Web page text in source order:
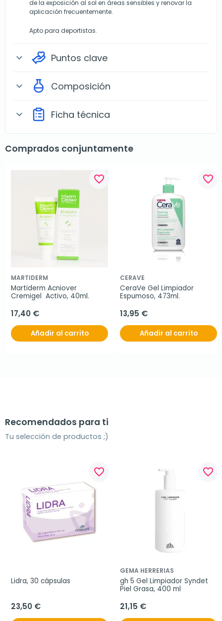
de la exposición al sol en áreas sensibles y renovar la
aplicación frecuentemente.
Apto para deportistas.
expand_more Puntos clave
expand_more Composición
expand_more Ficha técnica
Comprados conjuntamente
favorite_border
MARTIDERM
Martiderm Acniover
Cremigel  Activo, 40ml.
17,40 €
Añadir al carrito
favorite_border
CERAVE
CeraVe Gel Limpiador
Espumoso, 473ml.
13,95 €
Añadir al carrito
Recomendados para ti
Tu selección de productos ;)
favorite_border
Lidra, 30 cápsulas
23,50 €
favorite_border
GEMA HERRERIAS
gh 5 Gel Limpiador Syndet
Piel Grasa, 400 ml
21,15 €